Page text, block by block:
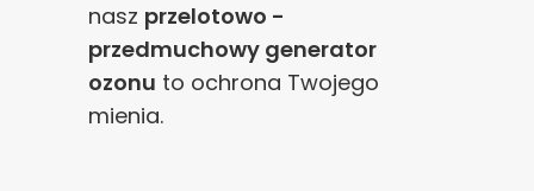
nasz przelotowo -
przedmuchowy generator
ozonu to ochrona Twojego
mienia.